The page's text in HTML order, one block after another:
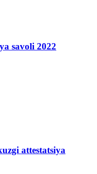
savoli 2022
attestatsiya